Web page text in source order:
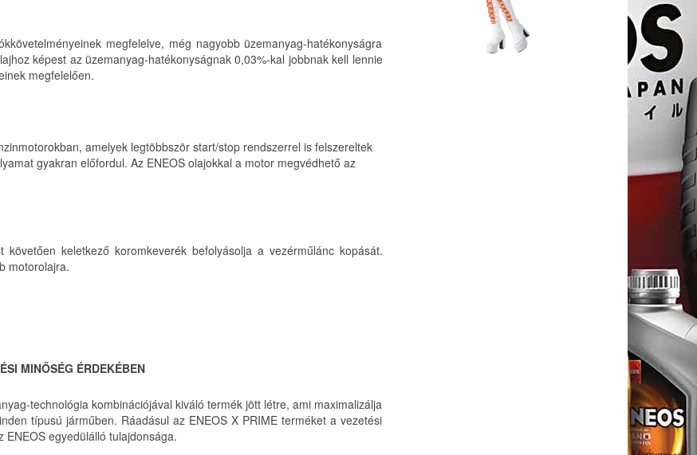
megfelelve, még nagyobb üzemanyag-hatékonyságra
képest az üzemanyag-hatékonyságnak 0,03%-kal jobbnak kell lennie
megfelelően.
amelyek legtöbbször start/stop rendszerrel is felszereltek
gyakran előfordul. Az ENEOS olajokkal a motor megvédhető az
keletkező koromkeverék befolyásolja a vezérműlánc kopását.
motorolajra.
MINŐSÉG ÉRDEKÉBEN
technológia kombinációjával kiváló termék jött létre, ami maximalizálja
típusú járműben. Ráadásul az ENEOS X PRIME terméket a vezetési
egyedülálló tulajdonsága.